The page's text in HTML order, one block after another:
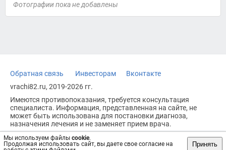
Мы используем файлы cookie.
Продолжая использовать сайт, вы даете свое согласие на
Принять
Фотографии пока не добавлены
Обратная связь Инвесторам
Вконтакте
vrachi82.ru, 2019-2026 гг.
Имеются противопоказания, требуется консультация
специалиста. Информация, представленная на сайте, не
может быть использована для постановки диагноза,
назначения лечения и не заменяет прием врача.
Возрастное ограничение: 18+